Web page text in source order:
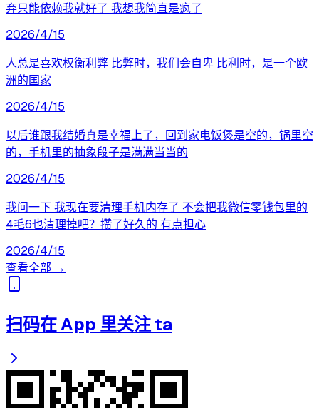
弃只能依赖我就好了 我想我简直是疯了
2026/4/15
人总是喜欢权衡利弊 比弊时，我们会自卑 比利时，是一个欧
洲的国家
2026/4/15
以后谁跟我结婚真是幸福上了，回到家电饭煲是空的，锅里空
的，手机里的抽象段子是满满当当的
2026/4/15
我问一下 我现在要清理手机内存了 不会把我微信零钱包里的
4毛6也清理掉吧？攒了好久的 有点担心
2026/4/15
查看全部 →
扫码在 App 里关注 ta